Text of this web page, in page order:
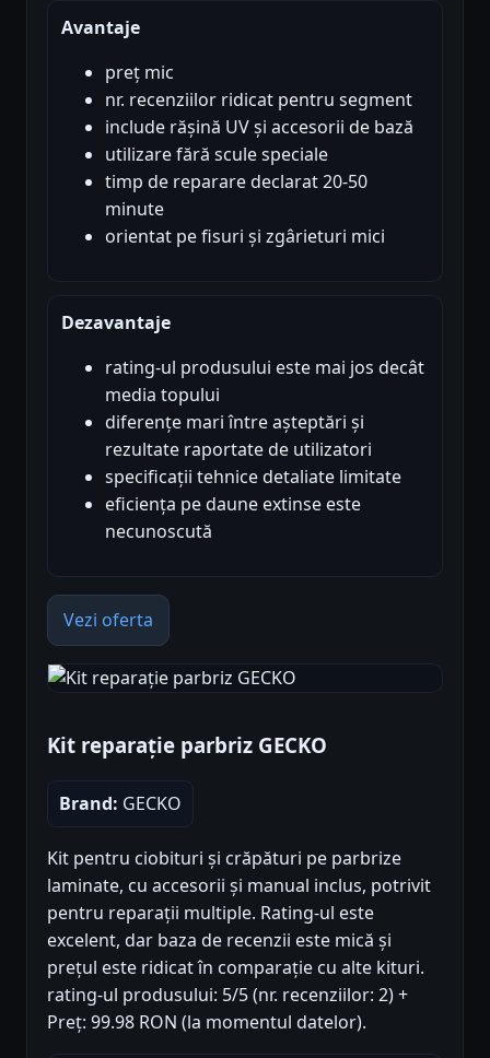
Avantaje
preț mic
nr. recenziilor ridicat pentru segment
include rășină UV și accesorii de bază
utilizare fără scule speciale
timp de reparare declarat 20-50
minute
orientat pe fisuri și zgârieturi mici
Dezavantaje
rating-ul produsului este mai jos decât
media topului
diferențe mari între așteptări și
rezultate raportate de utilizatori
specificații tehnice detaliate limitate
eficiența pe daune extinse este
necunoscută
Vezi oferta
Kit reparație parbriz GECKO
Brand: GECKO
Kit pentru ciobituri și crăpături pe parbrize
laminate, cu accesorii și manual inclus, potrivit
pentru reparații multiple. Rating-ul este
excelent, dar baza de recenzii este mică și
prețul este ridicat în comparație cu alte kituri.
rating-ul produsului: 5/5 (nr. recenziilor: 2) +
Preț: 99.98 RON (la momentul datelor).